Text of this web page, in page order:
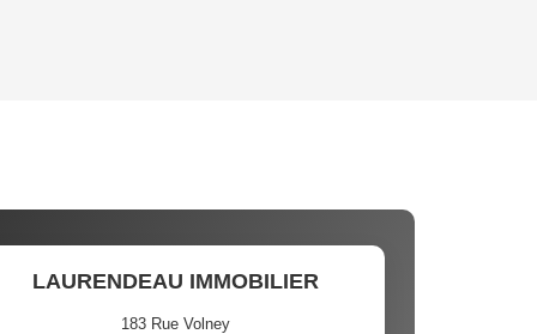
ET CRÈCHES
LAURENDEAU IMMOBILIER
183 Rue Volney